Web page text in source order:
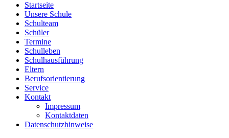
Startseite
Unsere Schule
Schulteam
Schüler
Termine
Schulleben
Schulhausführung
Eltern
Berufsorientierung
Service
Kontakt
Impressum
Kontaktdaten
Datenschutzhinweise